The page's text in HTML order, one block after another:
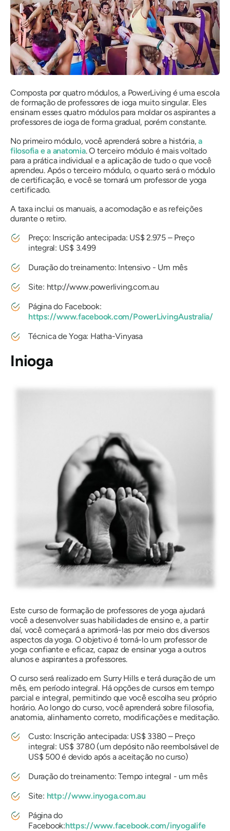
Composta por quatro módulos, a PowerLiving é uma escola
de formação de professores de ioga muito singular. Eles
ensinam esses quatro módulos para moldar os aspirantes a
professores de ioga de forma gradual, porém constante.
No primeiro módulo, você aprenderá sobre a história,a
filosofia e a anatomia. O terceiro módulo é mais voltado
para a prática individual e a aplicação de tudo o que você
aprendeu. Após o terceiro módulo, o quarto será o módulo
de certificação, e você se tornará um professor de yoga
certificado.
A taxa inclui os manuais, a acomodação e as refeições
durante o retiro.
Preço: Inscrição antecipada: US$ 2.975 – Preço
integral: US$ 3.499
Duração do treinamento: Intensivo - Um mês
Site: http://www.powerliving.com.au
Página do Facebook:
https://www.facebook.com/PowerLivingAustralia/
Técnica de Yoga: Hatha-Vinyasa
Inioga
Este curso de formação de professores de yoga ajudará
você a desenvolver suas habilidades de ensino e, a partir
daí, você começará a aprimorá-las por meio dos diversos
aspectos da yoga. O objetivo é torná-lo um professor de
yoga confiante e eficaz, capaz de ensinar yoga a outros
alunos e aspirantes a professores.
O curso será realizado em Surry Hills e terá duração de um
mês, em período integral. Há opções de cursos em tempo
parcial e integral, permitindo que você escolha seu próprio
horário. Ao longo do curso, você aprenderá sobre filosofia,
anatomia, alinhamento correto, modificações e meditação.
Custo: Inscrição antecipada: US$ 3380 – Preço
integral: US$ 3780 (um depósito não reembolsável de
US$ 500 é devido após a aceitação no curso)
Duração do treinamento: Tempo integral - um mês
Site: http://www.inyoga.com.au
Página do
Facebook:https://www.facebook.com/inyogalife